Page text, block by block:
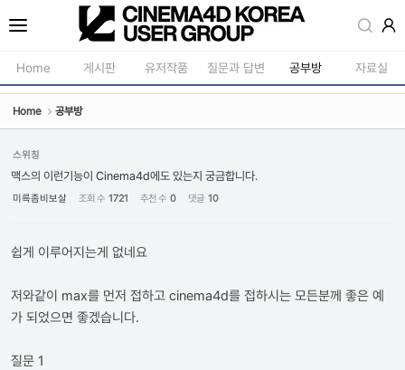
Home 게시판
공지사항
강의소식
사진첩
유저그룹방송
유저작품 질문과 답변 공부방 자료실
Home 공부방
스위칭
맥스의 이런기능이 Cinema4d에도 있는지 궁금합니다.
미륵좀비보살 조회 수 1721 추천 수 0 댓글 10
쉽게 이루어지는게 없네요
저와같이 max를 먼저 접하고 cinema4d를 접하시는 모든분께 좋은 예
가 되었으면 좋겠습니다.
질문 1
Sketchbook5, 스케치북5
Sketchbook5, 스케치북5